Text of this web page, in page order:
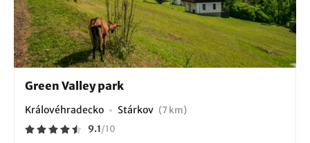
Green Valley park
Královéhradecko Stárkov (7 km)
9.1/10